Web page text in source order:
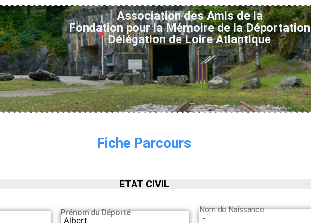
Association des Amis de la
Fondation pour la Mémoire de la Déportation
Délégation de Loire Atlantique
Fiche Parcours
ETAT CIVIL
Prénom du Déporté
Albert
Nom de Naissance
-